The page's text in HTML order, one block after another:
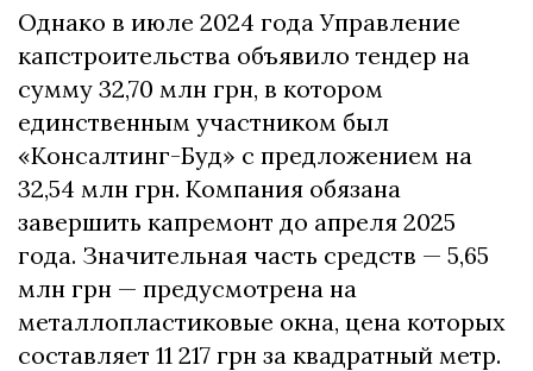
Однако в июле 2024 года Управление
капстроительства объявило тендер на
сумму 32,70 млн грн, в котором
единственным участником был
«Консалтинг-Буд» с предложением на
32,54 млн грн. Компания обязана
завершить капремонт до апреля 2025
года. Значительная часть средств — 5,65
млн грн — предусмотрена на
металлопластиковые окна, цена которых
составляет 11 217 грн за квадратный метр.